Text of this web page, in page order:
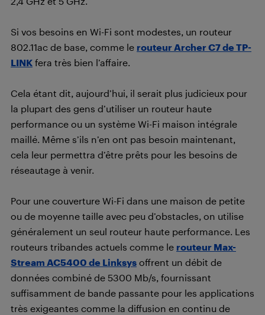
Si vos besoins en Wi-Fi sont modestes, un routeur
802.11ac de base, comme le routeur Archer C7 de TP-
LINK fera très bien l’affaire.
Cela étant dit, aujourd’hui, il serait plus judicieux pour
la plupart des gens d’utiliser un routeur haute
performance ou un système Wi-Fi maison intégrale
maillé. Même s’ils n’en ont pas besoin maintenant,
cela leur permettra d’être prêts pour les besoins de
réseautage à venir.
Pour une couverture Wi-Fi dans une maison de petite
ou de moyenne taille avec peu d’obstacles, on utilise
généralement un seul routeur haute performance. Les
routeurs tribandes actuels comme le routeur Max-
Stream AC5400 de Linksys offrent un débit de
données combiné de 5300 Mb/s, fournissant
suffisamment de bande passante pour les applications
très exigeantes comme la diffusion en continu de